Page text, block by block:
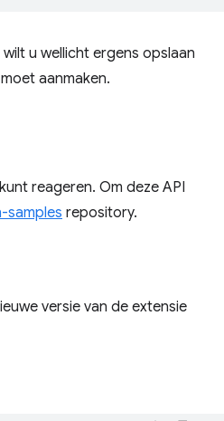
u wellicht ergens opslaan
aanmaken.
reageren. Om deze API
samples repository.
versie van de extensie